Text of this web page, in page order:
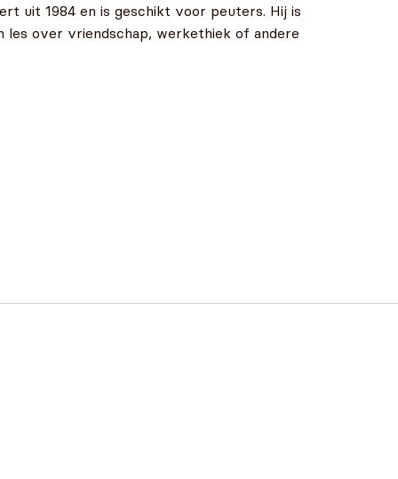
uit 1984 en is geschikt voor peuters. Hij is
les over vriendschap, werkethiek of andere